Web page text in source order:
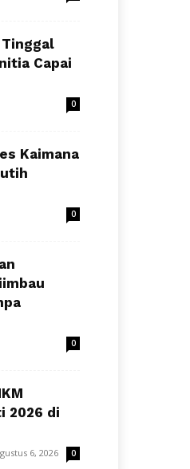
Tinggal
Capai
0
Kaimana
0
0
2026 di
6, 2026 0